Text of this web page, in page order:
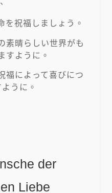
を祝福しましょう。
素晴らしい世界がも
すように。
福によって喜びにつ
うに。
der
Liebe